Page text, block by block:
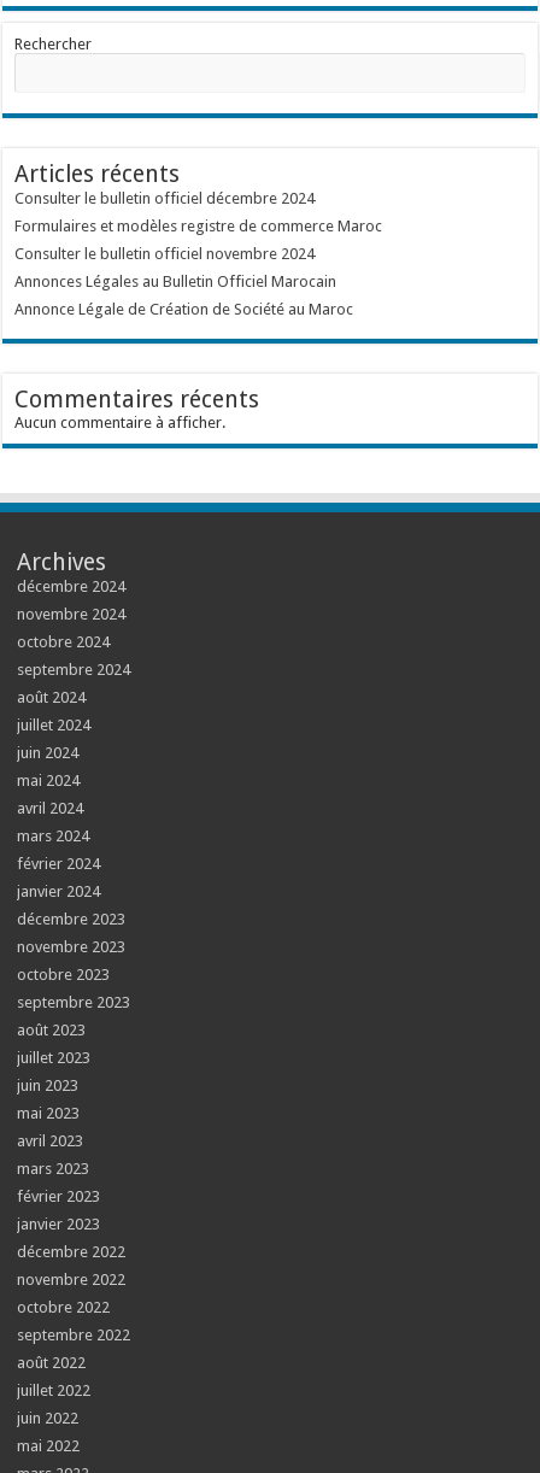
Rechercher
Articles récents
Consulter le bulletin officiel décembre 2024
Formulaires et modèles registre de commerce Maroc
Consulter le bulletin officiel novembre 2024
Annonces Légales au Bulletin Officiel Marocain
Annonce Légale de Création de Société au Maroc
Commentaires récents
Aucun commentaire à afficher.
Archives
décembre 2024
novembre 2024
octobre 2024
septembre 2024
août 2024
juillet 2024
juin 2024
mai 2024
avril 2024
mars 2024
février 2024
janvier 2024
décembre 2023
novembre 2023
octobre 2023
septembre 2023
août 2023
juillet 2023
juin 2023
mai 2023
avril 2023
mars 2023
février 2023
janvier 2023
décembre 2022
novembre 2022
octobre 2022
septembre 2022
août 2022
juillet 2022
juin 2022
mai 2022